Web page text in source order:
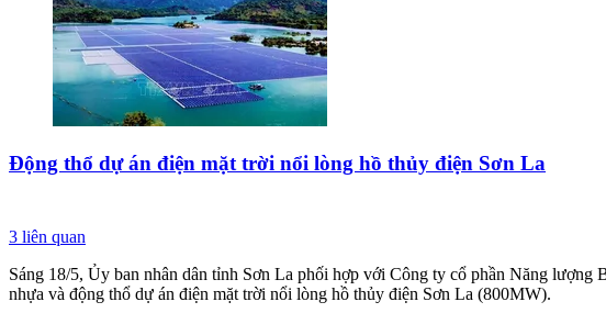
Động thổ dự án điện mặt trời nổi lòng hồ thủy điện Sơn La
3 liên quan
Sáng 18/5, Ủy ban nhân dân tỉnh Sơn La phối hợp với Công ty cổ phần Năng lượng
nhựa và động thổ dự án điện mặt trời nổi lòng hồ thủy điện Sơn La (800MW).